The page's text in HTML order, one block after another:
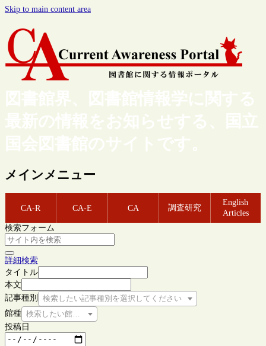
Skip to main content area
図書館界、図書館情報学に関する
最新の情報をお知らせする、国立
国会図書館のサイトです。
メインメニュー
CA-R CA-E CA 調査研究
English
Articles
検索フォーム
詳細検索
タイトル
本文
記事種別
検索したい記事種別を選択してください
館種 検索したい館種を選択してください
投稿日